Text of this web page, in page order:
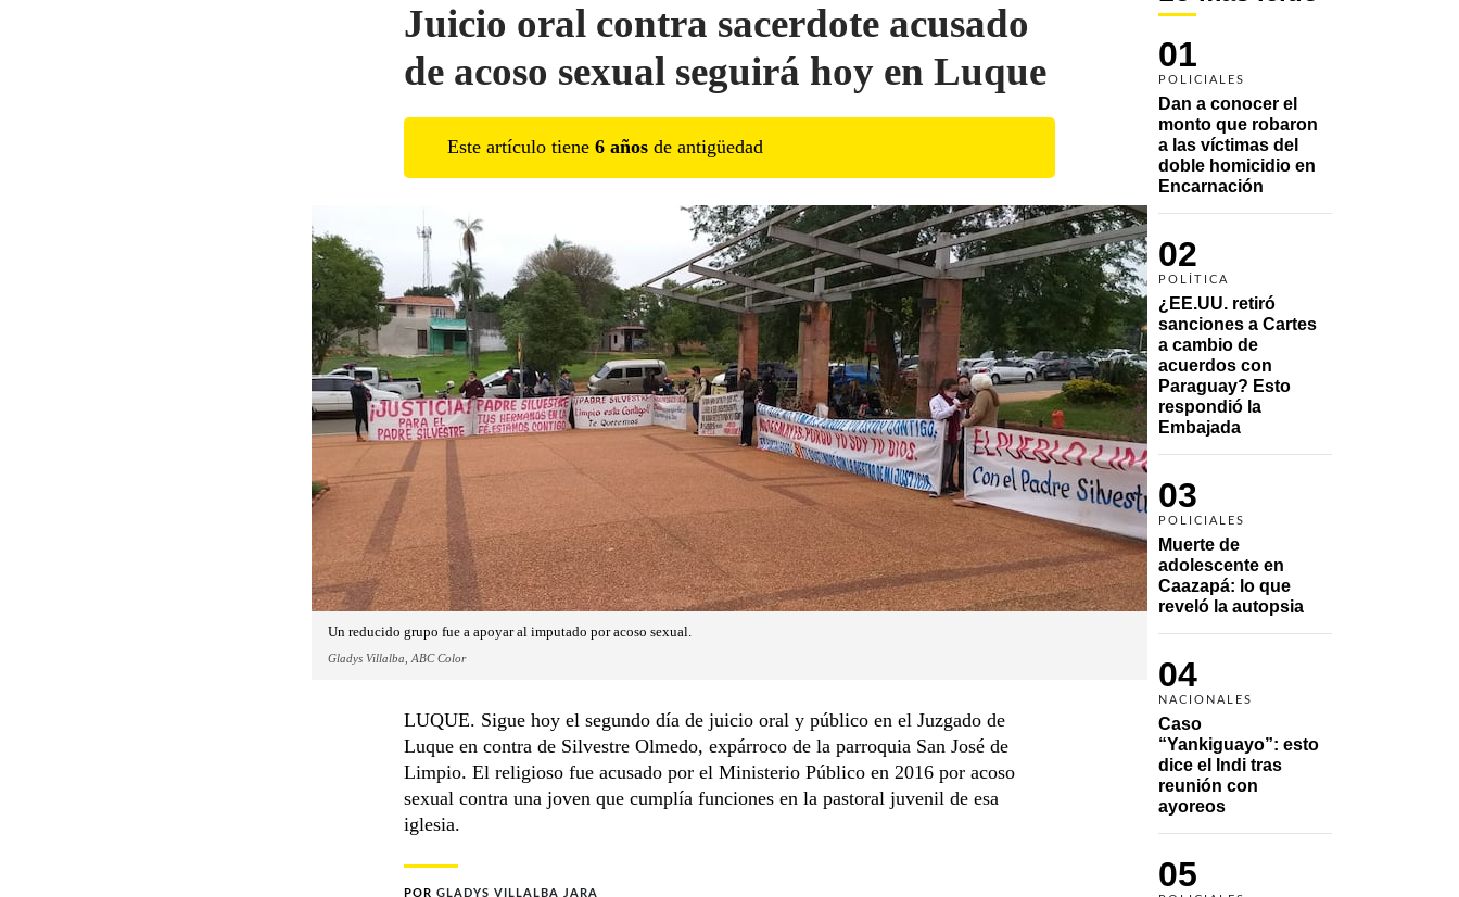
01
POLICIALES
Dan a conocer el
monto que robaron
a las víctimas del
doble homicidio en
Encarnación
02
POLÍTICA
¿EE.UU. retiró
sanciones a Cartes
a cambio de
acuerdos con
Paraguay? Esto
respondió la
Embajada
03
POLICIALES
Muerte de
adolescente en
Caazapá: lo que
reveló la autopsia
04
NACIONALES
Caso
“Yankiguayo”: esto
dice el Indi tras
reunión con
ayoreos
05
Juicio oral contra sacerdote acusado
de acoso sexual seguirá hoy en Luque
Este artículo tiene 6 años de antigüedad
Un reducido grupo fue a apoyar al imputado por acoso sexual.
Gladys Villalba, ABC Color
LUQUE. Sigue hoy el segundo día de juicio oral y público en el Juzgado de
Luque en contra de Silvestre Olmedo, expárroco de la parroquia San José de
Limpio. El religioso fue acusado por el Ministerio Público en 2016 por acoso
sexual contra una joven que cumplía funciones en la pastoral juvenil de esa
iglesia.
POR GLADYS VILLALBA JARA